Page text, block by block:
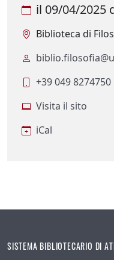
il 09/04/2025
Biblioteca di
+39 049 8274750
Visita il sito
iCal
SISTEMA BIBLIOTECARIO DI